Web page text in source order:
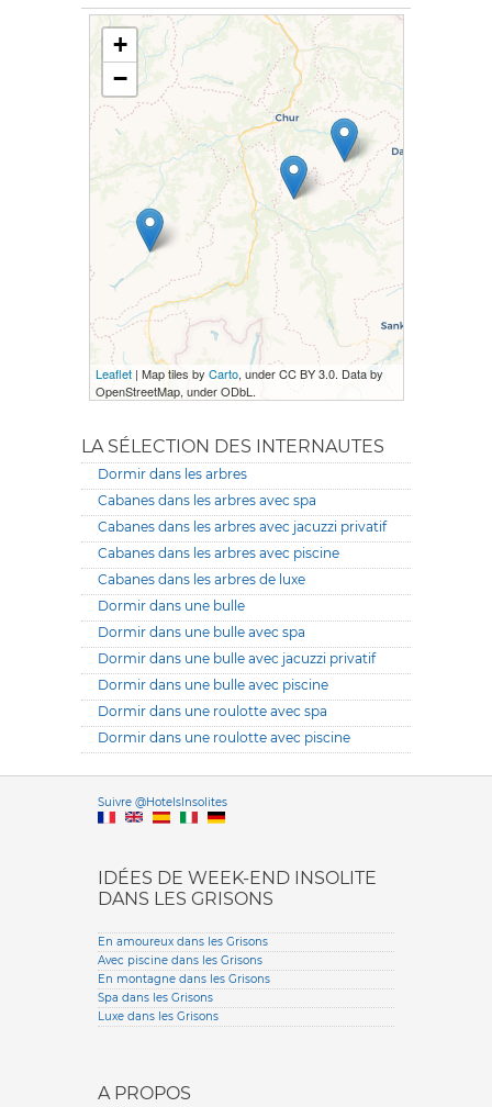
+
−
Leaflet| Map tiles by Carto, under CC BY 3.0. Data by
OpenStreetMap, under ODbL.
LA SÉLECTION DES INTERNAUTES
Dormir dans les arbres
Cabanes dans les arbres avec spa
Cabanes dans les arbres avec jacuzzi privatif
Cabanes dans les arbres avec piscine
Cabanes dans les arbres de luxe
Dormir dans une bulle
Dormir dans une bulle avec spa
Dormir dans une bulle avec jacuzzi privatif
Dormir dans une bulle avec piscine
Dormir dans une roulotte avec spa
Dormir dans une roulotte avec piscine
Suivre @HotelsInsolitesVersione
IDÉES DE WEEK-END INSOLITE
DANS LES GRISONS
En amoureux dans les Grisons
Avec piscine dans les Grisons
En montagne dans les Grisons
Spa dans les Grisons
Luxe dans les Grisons
A PROPOS